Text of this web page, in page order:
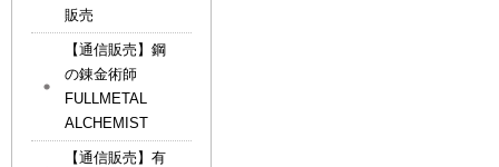
販売
【通信販売】鋼
の錬金術師
FULLMETAL
ALCHEMIST
【通信販売】有